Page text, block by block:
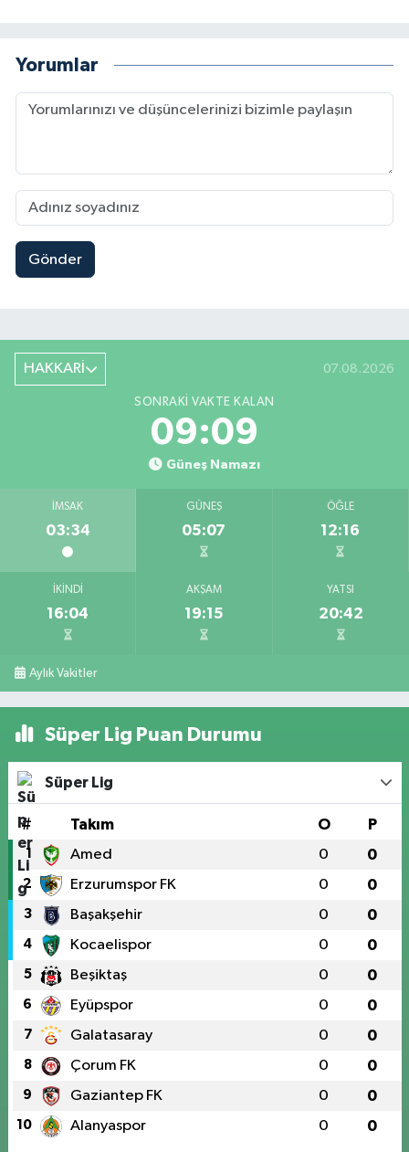
Yorumlar
Gönder
HAKKARİ 07.08.2026
SONRAKI VAKTE KALAN
09:08
Güneş Namazı
İMSAK
03:34
GÜNEŞ
05:07
ÖĞLE
12:16
İKINDI
16:04
AKŞAM
19:15
YATSI
20:42
Aylık Vakitler
Süper Lig Puan Durumu
Süper Lig
# Takım O P
1 Amed 0 0
2 Erzurumspor FK 0 0
3 Başakşehir 0 0
4 Kocaelispor 0 0
5 Beşiktaş 0 0
6 Eyüpspor 0 0
7 Galatasaray 0 0
8 Çorum FK 0 0
9 Gaziantep FK 0 0
10 Alanyaspor 0 0